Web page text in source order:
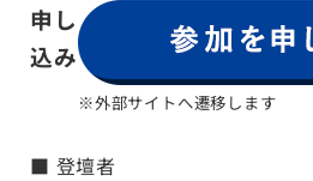
申し
込み
※外部サイトへ遷移します
■ 登壇者